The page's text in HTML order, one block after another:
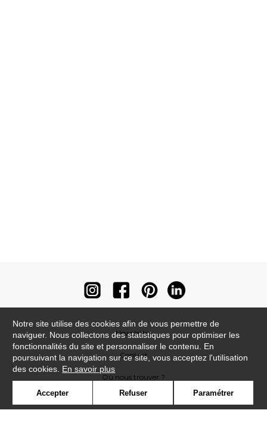
Newsletter
Contact
Où nous trouver ?
Notre site utilise des cookies afin de vous permettre de
naviguer. Nous collectons des statistiques pour optimiser les
fonctionnalités du site et personnaliser le contenu. En
poursuivant la navigation sur ce site, vous acceptez l'utilisation
des cookies. En savoir plus
Accepter Refuser Paramétrer